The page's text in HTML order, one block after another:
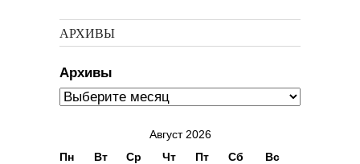
АРХИВЫ
Архивы
Август 2026
Пн
Вт Ср Чт Пт Сб Вс